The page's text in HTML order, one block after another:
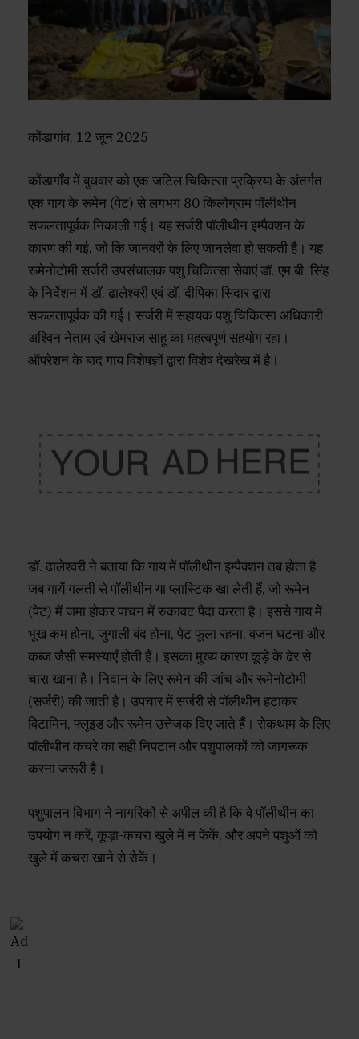
कोंडागांव, 12 जून 2025
कोंडागाँव में बुधवार को एक जटिल चिकित्सा प्रक्रिया के अंतर्गत
एक गाय के रूमेन (पेट) से लगभग 80 किलोग्राम पॉलीथीन
सफलतापूर्वक निकाली गई। यह सर्जरी पॉलीथीन इम्पैक्शन के
कारण की गई, जो कि जानवरों के लिए जानलेवा हो सकती है। यह
रूमेनोटोमी सर्जरी उपसंचालक पशु चिकित्सा सेवाएं डॉ. एम.बी. सिंह
के निर्देशन में डॉ. ढालेश्वरी एवं डॉ. दीपिका सिदार द्वारा
सफलतापूर्वक की गई। सर्जरी में सहायक पशु चिकित्सा अधिकारी
अश्विन नेताम एवं खेमराज साहू का महत्वपूर्ण सहयोग रहा।
ऑपरेशन के बाद गाय विशेषज्ञों द्वारा विशेष देखरेख में है।
डॉ. ढालेश्वरी ने बताया कि गाय में पॉलीथीन इम्पैक्शन तब होता है
जब गायें गलती से पॉलीथीन या प्लास्टिक खा लेती हैं, जो रूमेन
(पेट) में जमा होकर पाचन में रुकावट पैदा करता है। इससे गाय में
भूख कम होना, जुगाली बंद होना, पेट फूला रहना, वजन घटना और
कब्ज जैसी समस्याएँ होती हैं। इसका मुख्य कारण कूड़े के ढेर से
चारा खाना है। निदान के लिए रूमेन की जांच और रूमेनोटोमी
(सर्जरी) की जाती है। उपचार में सर्जरी से पॉलीथीन हटाकर
विटामिन, फ्लूइड और रूमेन उत्तेजक दिए जाते हैं। रोकथाम के लिए
पॉलीथीन कचरे का सही निपटान और पशुपालकों को जागरूक
करना जरूरी है।
पशुपालन विभाग ने नागरिकों से अपील की है कि वे पॉलीथीन का
उपयोग न करें, कूड़ा-कचरा खुले में न फेंकें, और अपने पशुओं को
खुले में कचरा खाने से रोकें।